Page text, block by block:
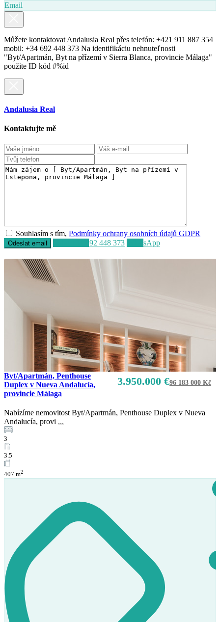
Prodej
K dispozici
Email
Můžete kontaktovat Andalusia Real přes telefón: +421 911 887 354
mobil: +34 692 448 373 Na identifikáciu nehnuteľnosti
"Byt/Apartmán, Byt na přízemí v Sierra Blanca, provincie Málaga"
použite ID kód #%id
Andalusia Real
Kontaktujte mě
Souhlasím s tím,Podmínky ochrany osobních údajů GDPR
+34 692 448 373 WhatsApp
3.950.000 €96 183 000 Kč
Byt/Apartmán, Penthouse
Duplex v Nueva Andalucía,
provincie Málaga
Nabízíme nemovitost Byt/Apartmán, Penthouse Duplex v Nueva
Andalucía, provi ...
3
3.5
407 m2